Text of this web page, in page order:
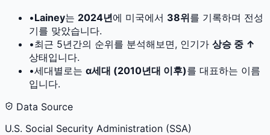
•Lainey는 2024년에 미국에서 38위를 기록하며 전성
기를 맞았습니다.
•최근 5년간의 순위를 분석해보면, 인기가 상승 중 ↑
상태입니다.
•세대별로는 α세대 (2010년대 이후)를 대표하는 이름
입니다.
Data Source
U.S. Social Security Administration (SSA)